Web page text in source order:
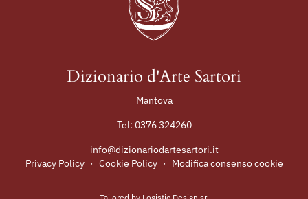
Dizionario d'Arte Sartori
Mantova
Tel: 0376 324260
info@dizionariodartesartori.it
Privacy Policy · Cookie Policy · Modifica consenso cookie